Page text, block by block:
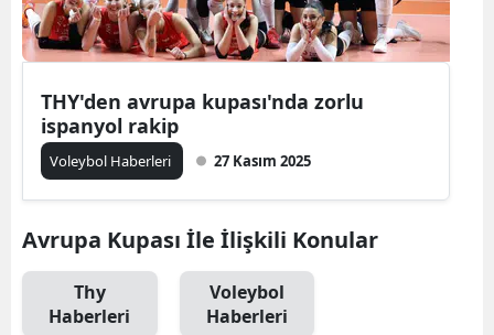
THY'den avrupa kupası'nda zorlu
ispanyol rakip
Voleybol Haberleri 27 Kasım 2025
Avrupa Kupası İle İlişkili Konular
Thy
Haberleri
Voleybol
Haberleri